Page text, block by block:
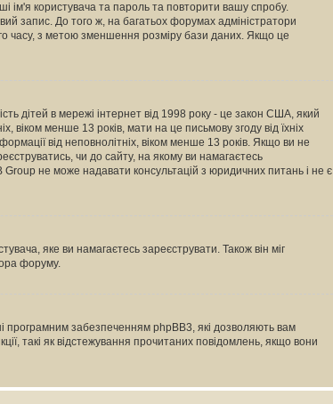
ім'я користувача та пароль та повторити вашу спробу.
запис. До того ж, на багатьох форумах адміністратори
часу, з метою зменшення розміру бази даних. Якщо це
дітей в мережі інтернет від 1998 року - це закон США, який
віком менше 13 років, мати на це письмову згоду від їхніх
від неповнолітніх, віком менше 13 років. Якщо ви не
чи до сайту, на якому ви намагаєтесь
не може надавати консультацій з юридичних питань і не є
яке ви намагаєтесь зареєструвати. Також він міг
форуму.
забезпеченням phpBB3, які дозволяють вам
такі як відстежування прочитаних повідомлень, якщо вони